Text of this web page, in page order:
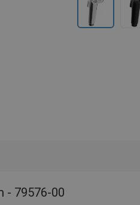
- 79576-00